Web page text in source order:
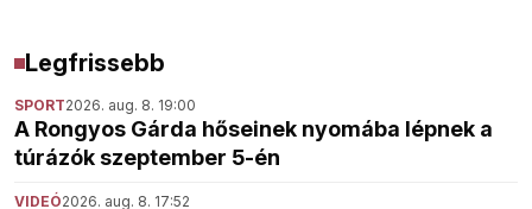
Legfrissebb
SPORT2026. aug. 8. 19:00
A Rongyos Gárda hőseinek nyomába lépnek a
túrázók szeptember 5-én
VIDEÓ2026. aug. 8. 17:52